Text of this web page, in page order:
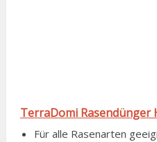
TerraDomi Rasendünger
Für alle Rasenarten